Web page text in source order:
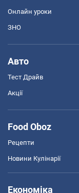
Онлайн уроки
ЗНО
Авто
Тест Драйв
Акції
Food Oboz
Рецепти
Новини Кулінарії
Економіка